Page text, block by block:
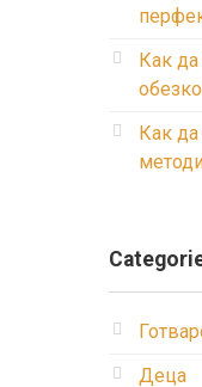
Как да
Как
Деца